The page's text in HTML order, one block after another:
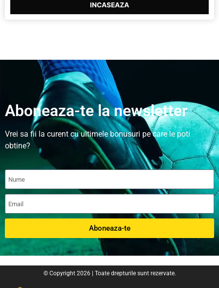
INCASEAZA
Aboneaza-te la newsletter
Vrei sa fii la curent cu ultimele bonusuri pe care le poti
obtine?
Aboneaza-te
© Copyright 2026 | Toate drepturile sunt rezervate.